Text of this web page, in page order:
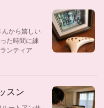
から嬉しい
た時間に練
ンティア
スン